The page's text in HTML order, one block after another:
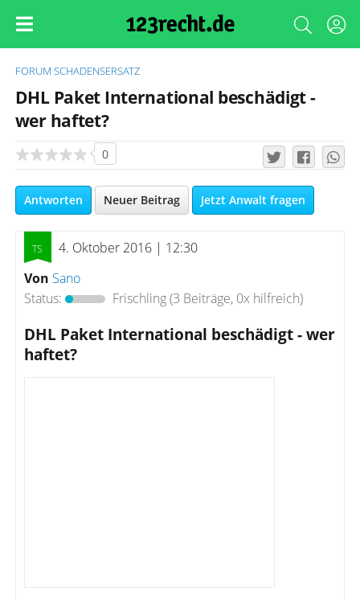
FORUM SCHADENSERSATZ
DHL Paket International beschädigt -
wer haftet?
0
Antworten Neuer Beitrag Jetzt Anwalt fragen
4. Oktober 2016 | 12:30
Von Sano
Status:
Frischling(3 Beiträge, 0x hilfreich)
DHL Paket International beschädigt - wer
haftet?